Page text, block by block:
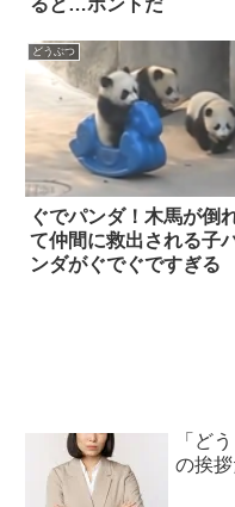
ると…ホントだ
どうぶつ
ぐでパンダ！木馬が倒
て仲間に救出される子
ンダがぐでぐですぎる
「ど
の挨